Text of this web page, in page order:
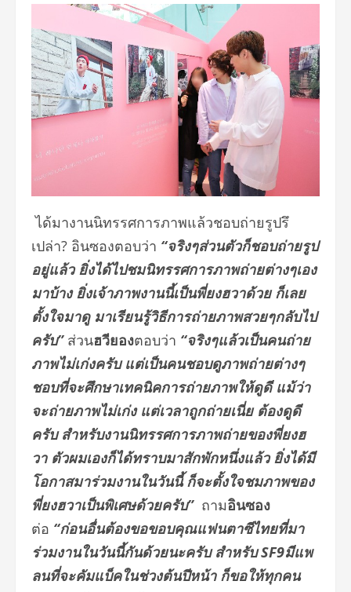
ได้มางานนิทรรศการภาพแล้วชอบถ่ายรูปรึ
เปล่า? อินซองตอบว่า “จริงๆส่วนตัวก็ชอบถ่ายรูป
อยู่แล้ว ยิ่งได้ไปชมนิทรรศการภาพถ่ายต่างๆเอง
มาบ้าง ยิ่งเจ้าภาพงานนี้เป็นพี่ยงฮวาด้วย ก็เลย
ตั้งใจมาดู มาเรียนรู้วิธีการถ่ายภาพสวยๆกลับไป
ครับ” ส่วนฮวียองตอบว่า “จริงๆแล้วเป็นคนถ่าย
ภาพไม่เก่งครับ แต่เป็นคนชอบดูภาพถ่ายต่างๆ
ชอบที่จะศึกษาเทคนิคการถ่ายภาพให้ดูดี แม้ว่า
จะถ่ายภาพไม่เก่ง แต่เวลาถูกถ่ายเนี่ย ต้องดูดี
ครับ สำหรับงานนิทรรศการภาพถ่ายของพี่ยงฮ
วา ตัวผมเองก็ได้ทราบมาสักพักหนึ่งแล้ว ยิ่งได้มี
โอกาสมาร่วมงานในวันนี้ ก็จะตั้งใจชมภาพของ
พี่ยงฮวาเป็นพิเศษด้วยครับ” ถามอินซอง
ต่อ “ก่อนอื่นต้องขอขอบคุณแฟนตาซีไทยที่มา
ร่วมงานในวันนี้กันด้วยนะครับ สำหรับSF9มีแพ
ลนที่จะคัมแบ็คในช่วงต้นปีหน้า ก็ขอให้ทุกคน